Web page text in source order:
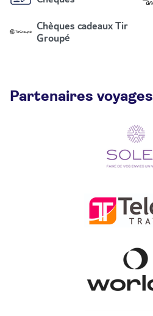
Chèques cadeaux Tir
Groupé
Partenaires voyages